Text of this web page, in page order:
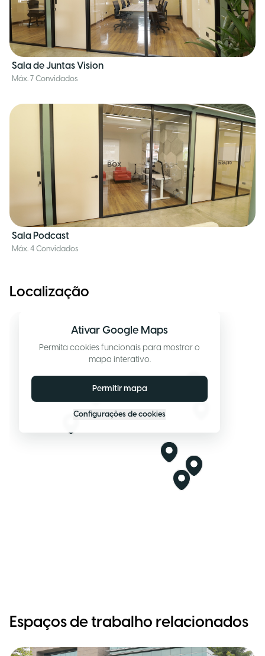
Sala de Juntas Vision
Máx. 7 Convidados
Sala Podcast
Máx. 4 Convidados
Localização
Ativar Google Maps
Permita cookies funcionais para mostrar o
mapa interativo.
Permitir mapa
Configurações de cookies
Espaços de trabalho relacionados